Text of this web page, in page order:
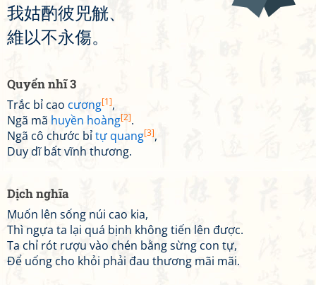
我姑酌彼兕觥、
維以不永傷。
Quyển nhĩ 3
Trắc bỉ cao cương[1],
Ngã mã huyền hoàng[2].
Ngã cô chước bỉtự quang[3],
Duy dĩ bất vĩnh thương.
Dịch nghĩa
Muốn lên sống núi cao kia,
Thì ngựa ta lại quá bịnh không tiến lên được.
Ta chỉ rót rượu vào chén bằng sừng con tự,
Để uống cho khỏi phải đau thương mãi mãi.